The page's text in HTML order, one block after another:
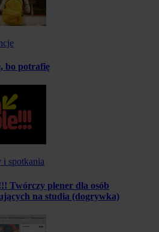
bo potrafię
i spotkania
Twórczy plener dla osób
na studia (dogrywka)